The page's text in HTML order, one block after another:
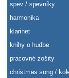
spev / spevníky
harmonika
klarinet
knihy o hudbe
pracovné zošity
christmas song /